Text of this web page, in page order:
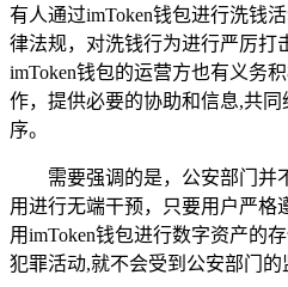
有人通过imToken钱包进行洗钱
律法规，对洗钱行为进行严厉打
imToken钱包的运营方也有义务
作，提供必要的协助和信息,共
序。
需要强调的是，公安部门并
用进行无端干预，只要用户严格
用imToken钱包进行数字资产的
犯罪活动,就不会受到公安部门的